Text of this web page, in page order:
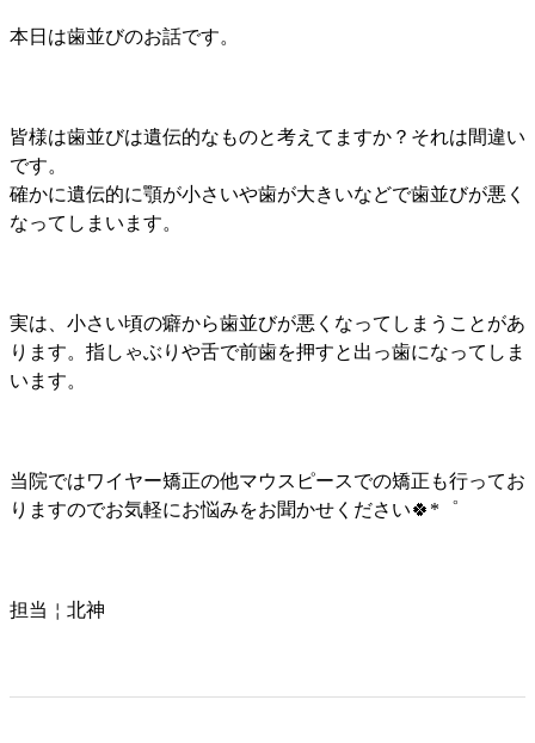
本日は歯並びのお話です。
皆様は歯並びは遺伝的なものと考えてますか？それは間違い
です。
確かに遺伝的に顎が小さいや歯が大きいなどで歯並びが悪く
なってしまいます。
実は、小さい頃の癖から歯並びが悪くなってしまうことがあ
ります。指しゃぶりや舌で前歯を押すと出っ歯になってしま
います。
当院ではワイヤー矯正の他マウスピースでの矯正も行ってお
りますのでお気軽にお悩みをお聞かせください🍀*゜
担当￤北神